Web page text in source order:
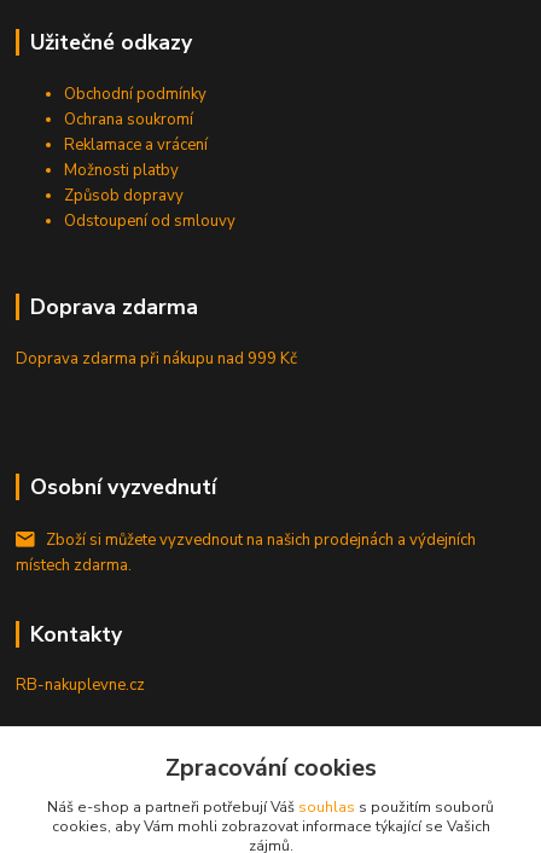
Užitečné odkazy
Obchodní podmínky
Ochrana soukromí
Reklamace a vrácení
Možnosti platby
Způsob dopravy
Odstoupení od smlouvy
Doprava zdarma
Doprava zdarma při nákupunad 999 Kč
Osobní vyzvednutí
Zboží si můžete vyzvednout na našich prodejnách a výdejních
místech zdarma.
Kontakty
RB-nakuplevne.cz
+420 222722421
info@rb-nakuplevne.cz
Zpracování cookies
Náš e-shop a partneři potřebují Váš souhlas s použitím souborů
cookies, aby Vám mohli zobrazovat informace týkající se Vašich
zájmů.